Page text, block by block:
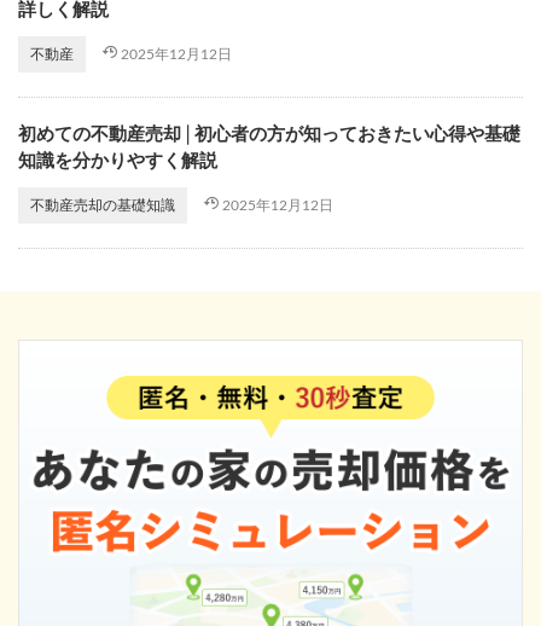
詳しく解説
不動産 2025年12月12日
初めての不動産売却│初心者の方が知っておきたい心得や基礎
知識を分かりやすく解説
不動産売却の基礎知識 2025年12月12日